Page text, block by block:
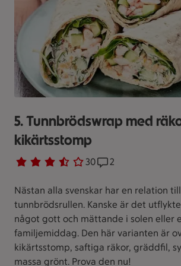
5. Tunnbrödswrap med
kikärtsstomp
Betyg 3.7 av 5. 30
30 personer har röstatReceptet har 2
2
Nästan alla svenskar har en relation till
tunnbrödsrullen. Kanske är det
något gott och mättande i solen eller
familjemiddag. Den här varianten är
kikärtsstomp, saftiga räkor, gräddfil,
massa grönt. Prova den nu!